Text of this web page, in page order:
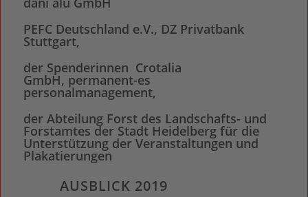
PEFC Deutschland e.V., DZ Privatbank
Stuttgart,
der Spenderinnen Crotalia
GmbH, permanent-es
personalmanagement,
der Abteilung Forst des Landschafts- und
Forstamtes der Stadt Heidelberg für die
Unterstützung der Veranstaltungen und
Plakatierungen
AUSBLICK 2019